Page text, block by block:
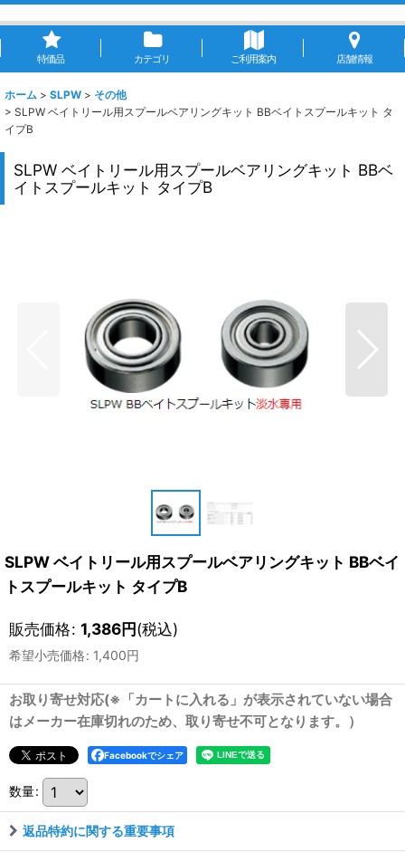
特価品 カテゴリ ご利用案内 店舗情報
ホーム > SLPW > その他
> SLPW ベイトリール用スプールベアリングキット BBベイトスプールキット タ
イプB
SLPW ベイトリール用スプールベアリングキット BBベ
イトスプールキット タイプB
SLPW ベイトリール用スプールベアリングキット BBベイ
トスプールキット タイプB
販売価格: 1,386円(税込)
希望小売価格: 1,400円
お取り寄せ対応(※「カートに入れる」が表示されていない場合
はメーカー在庫切れのため、取り寄せ不可となります。）
Facebookでシェア
数量:
返品特約に関する重要事項